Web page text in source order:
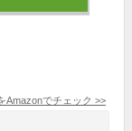
Amazonでチェック >>